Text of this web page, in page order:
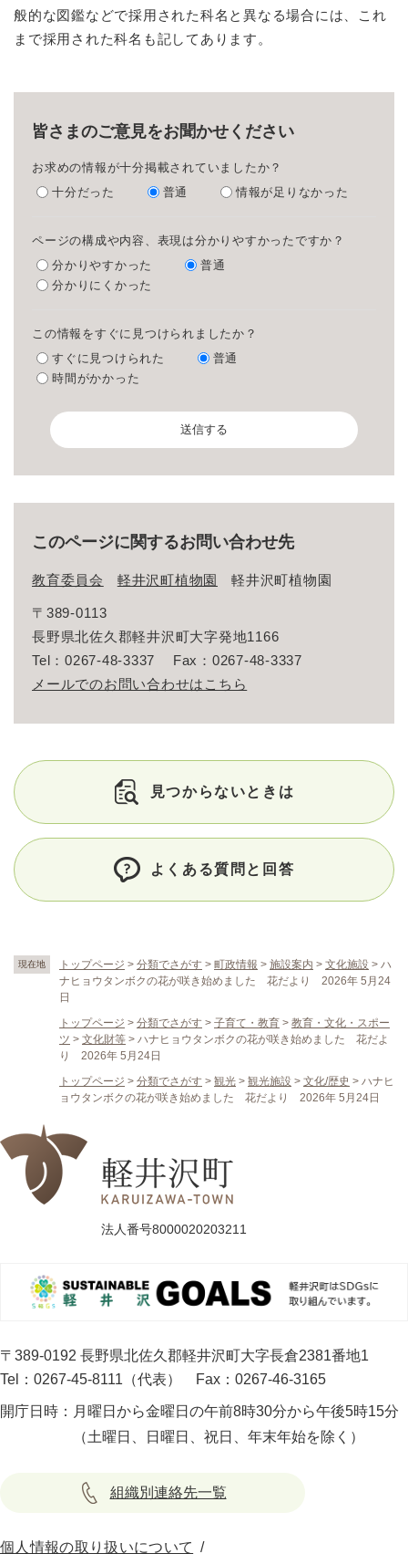
現在地 トップページ > 分類でさがす > 町政情報 > 施設案内 > 文化施設 > ハ
ナヒョウタンボクの花が咲き始めました 花だより 2026年 5月24
日
トップページ > 分類でさがす > 子育て・教育 > 教育・文化・スポー
ツ > 文化財等 > ハナヒョウタンボクの花が咲き始めました 花だよ
り 2026年 5月24日
トップページ > 分類でさがす > 観光 > 観光施設 > 文化/歴史 > ハナヒ
ョウタンボクの花が咲き始めました 花だより 2026年 5月24日
般的な図鑑などで採用された科名と異なる場合には、これ
まで採用された科名も記してあります。
皆さまのご意見をお聞かせください
お求めの情報が十分掲載されていましたか？
十分だった
普通 情報が足りなかった
ページの構成や内容、表現は分かりやすかったですか？
分かりやすかった
普通
分かりにくかった
この情報をすぐに見つけられましたか？
すぐに見つけられた
普通
時間がかかった
このページに関するお問い合わせ先
教育委員会 軽井沢町植物園 軽井沢町植物園
〒389-0113
長野県北佐久郡軽井沢町大字発地1166
Tel：0267-48-3337
Fax：0267-48-3337
メールでのお問い合わせはこちら
見つからないときは
よくある質問と回答
法人番号8000020203211
〒389-0192 長野県北佐久郡軽井沢町大字長倉2381番地1
Tel：0267-45-8111（代表）
Fax：0267-46-3165
開庁日時： 月曜日から金曜日の午前8時30分から午後5時15分
（土曜日、日曜日、祝日、年末年始を除く）
組織別連絡先一覧
個人情報の取り扱いについて